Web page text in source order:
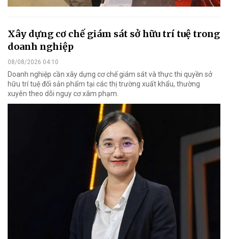
Xây dựng cơ chế giám sát sở hữu trí tuệ trong
doanh nghiệp
08/08/2026 04:10
Doanh nghiệp cần xây dựng cơ chế giám sát và thực thi quyền sở
hữu trí tuệ đối sản phẩm tại các thị trường xuất khẩu, thường
xuyên theo dõi nguy cơ xâm phạm.